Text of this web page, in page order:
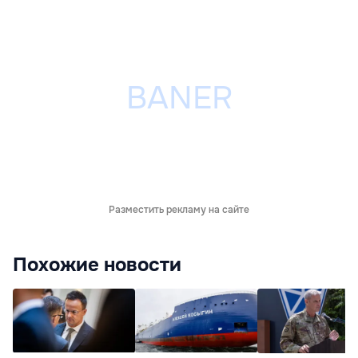
Разместить рекламу на сайте
Похожие новости